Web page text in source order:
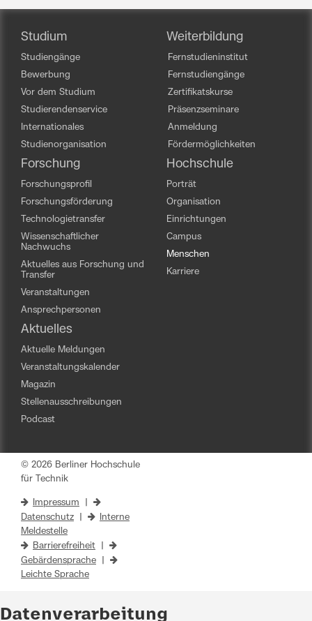
Studium
Studiengänge
Bewerbung
Vor dem Studium
Studierendenservice
Internationales
Studienorganisation
Weiterbildung
Fernstudieninstitut
Fernstudiengänge
Zertifikatskurse
Präsenzseminare
Anmeldung
Fördermöglichkeiten
Forschung
Forschungsprofil
Forschungsförderung
Technologietransfer
Wissenschaftlicher
Nachwuchs
Aktuelles aus Forschung und
Transfer
Veranstaltungen
Ansprechpersonen
Hochschule
Porträt
Organisation
Einrichtungen
Campus
Menschen
Karriere
Aktuelles
Aktuelle Meldungen
Veranstaltungskalender
Magazin
Stellenausschreibungen
Podcast
© 2026 Berliner Hochschule
für Technik
Impressum
Datenschutz
Interne
Meldestelle
Barrierefreiheit
Gebärdensprache
Leichte Sprache
Datenverarbeitung